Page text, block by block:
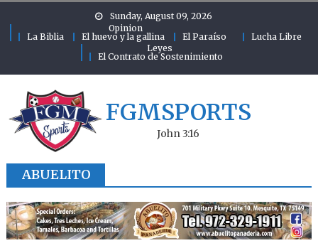
Sunday, August 09, 2026
Opinion
La Biblia
El huevo y la gallina El Paraíso
Lucha Libre
Leyes
El Contrato de Sostenimiento
FGMSPORTS
John 3:16
ABUELITO